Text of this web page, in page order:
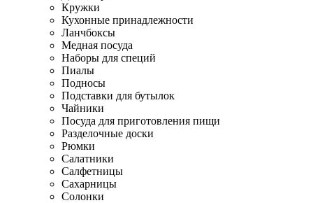
Кружки
Кухонные принадлежности
Ланчбоксы
Медная посуда
Наборы для специй
Пиалы
Подносы
Подставки для бутылок
Чайники
Посуда для приготовления пищи
Разделочные доски
Рюмки
Салатники
Салфетницы
Сахарницы
Солонки